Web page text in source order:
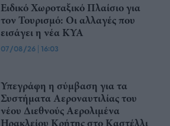
Ειδικό Χωροταξικό Πλαίσιο για
τον Τουρισμό: Οι αλλαγές που
εισάγει η νέα ΚΥΑ
07/08/26 | 16:03
Υπεγράφη η σύμβαση για τα
Συστήματα Αεροναυτιλίας του
νέου Διεθνούς Αερολιμένα